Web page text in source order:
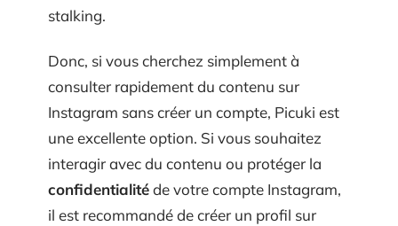
stalking.
Donc, si vous cherchez simplement à
consulter rapidement du contenu sur
Instagram sans créer un compte, Picuki est
une excellente option. Si vous souhaitez
interagir avec du contenu ou protéger la
confidentialitéde votre compte Instagram,
il est recommandé de créer un profil sur